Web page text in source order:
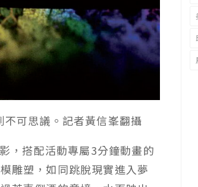
可思議。記者黃信峯翻攝
，搭配活動專屬3分鐘動畫的
雕塑，如同跳脫現實進入夢